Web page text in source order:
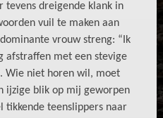
tevens dreigende klank in
vuil te maken aan
vrouw streng: “Ik
afstraffen met een stevige
Wie niet horen wil, moet
ijzige blik op mij geworpen
tikkende teenslippers naar